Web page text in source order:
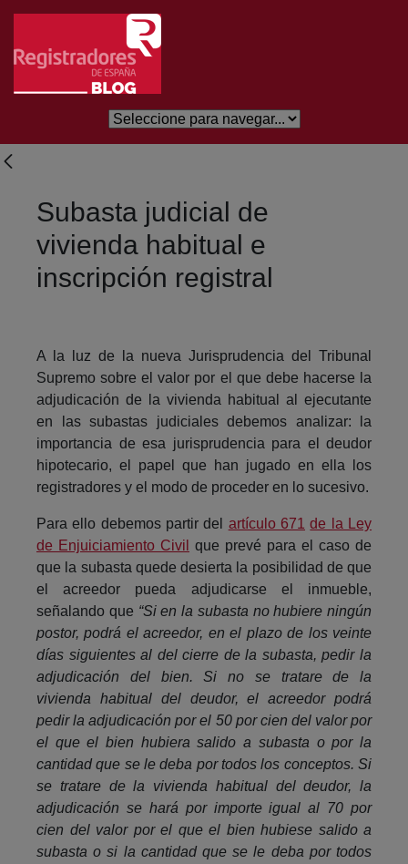
Salta al contingut principal
Subasta judicial de
vivienda habitual e
inscripción registral
A la luz de la nueva Jurisprudencia del Tribunal
Supremo sobre el valor por el que debe hacerse la
adjudicación de la vivienda habitual al ejecutante
en las subastas judiciales debemos analizar: la
importancia de esa jurisprudencia para el deudor
hipotecario, el papel que han jugado en ella los
registradores y el modo de proceder en lo sucesivo.
Para ello debemos partir del artículo 671 de la Ley
de Enjuiciamiento Civil
que prevé para el caso de
que la subasta quede desierta la posibilidad de que
el acreedor pueda adjudicarse el inmueble,
señalando que “Si en la subasta no hubiere ningún
postor, podrá el acreedor, en el plazo de los veinte
días siguientes al del cierre de la subasta, pedir la
adjudicación del bien. Si no se tratare de la
vivienda habitual del deudor, el acreedor podrá
pedir la adjudicación por el 50 por cien del valor por
el que el bien hubiera salido a subasta o por la
cantidad que se le deba por todos los conceptos. Si
se tratare de la vivienda habitual del deudor, la
adjudicación se hará por importe igual al 70 por
cien del valor por el que el bien hubiese salido a
subasta o si la cantidad que se le deba por todos